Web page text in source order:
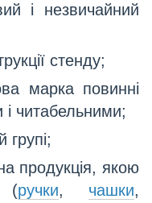
і незвичайний
стенду;
марка повинні
читабельними;
групі;
продукція, якою
(ручки, чашки,